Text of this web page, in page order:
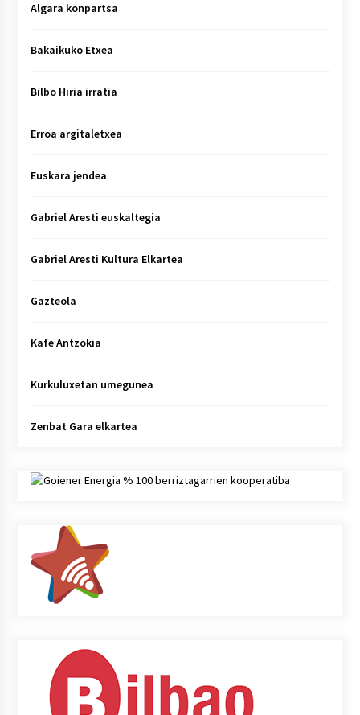
Algara konpartsa
Bakaikuko Etxea
Bilbo Hiria irratia
Erroa argitaletxea
Euskara jendea
Gabriel Aresti euskaltegia
Gabriel Aresti Kultura Elkartea
Gazteola
Kafe Antzokia
Kurkuluxetan umegunea
Zenbat Gara elkartea